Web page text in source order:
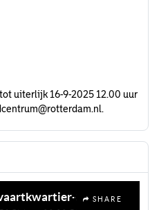
uiterlijk 16-9-2025 12.00 uur